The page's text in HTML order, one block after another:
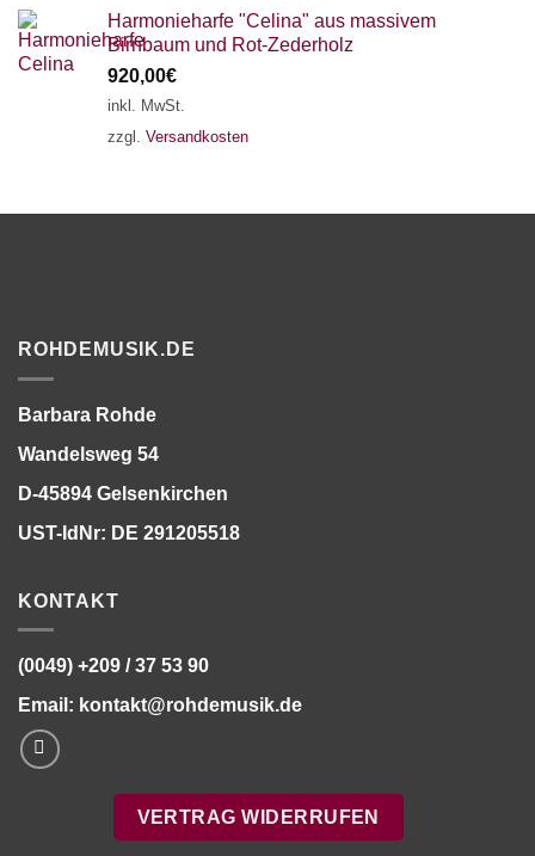
Harmonieharfe "Celina" aus massivem
Birnbaum und Rot-Zederholz
920,00€
inkl. MwSt.
zzgl. Versandkosten
ROHDEMUSIK.DE
Barbara Rohde
Wandelsweg 54
D-45894 Gelsenkirchen
UST-IdNr: DE 291205518
KONTAKT
(0049) +209 / 37 53 90
Email: kontakt@rohdemusik.de
VERTRAG WIDERRUFEN